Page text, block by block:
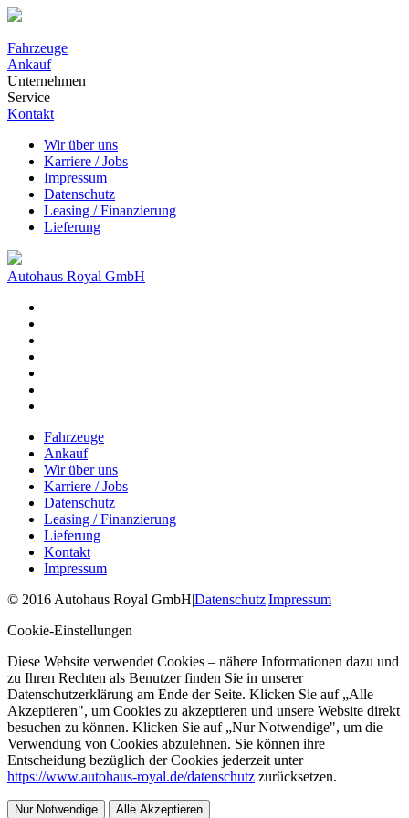
Fahrzeuge
Ankauf
Unternehmen
Service
Kontakt
Wir über uns
Karriere / Jobs
Impressum
Datenschutz
Leasing / Finanzierung
Lieferung
Autohaus Royal GmbH
Fahrzeuge
Ankauf
Wir über uns
Karriere / Jobs
Datenschutz
Leasing / Finanzierung
Lieferung
Kontakt
Impressum
© 2016 Autohaus Royal GmbH|Datenschutz|Impressum
Cookie-Einstellungen
Diese Website verwendet Cookies – nähere Informationen dazu und
zu Ihren Rechten als Benutzer finden Sie in unserer
Datenschutzerklärung am Ende der Seite. Klicken Sie auf „Alle
Akzeptieren", um Cookies zu akzeptieren und unsere Website direkt
besuchen zu können. Klicken Sie auf „Nur Notwendige", um die
Verwendung von Cookies abzulehnen. Sie können ihre
Entscheidung bezüglich der Cookies jederzeit unter
https://www.autohaus-royal.de/datenschutz zurücksetzen.
Nur Notwendige Alle Akzeptieren